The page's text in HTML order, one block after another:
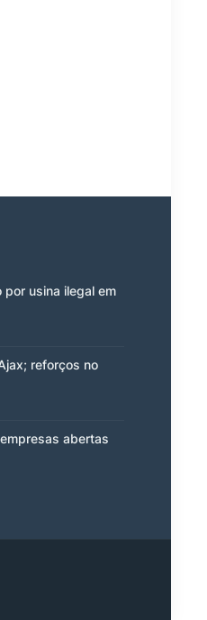
por usina ilegal em
reforços no
abertas